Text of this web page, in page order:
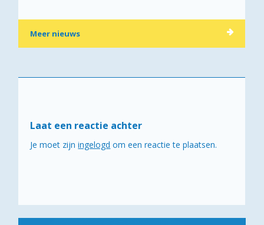
Meer nieuws
Laat een reactie achter
Je moet zijningelogd om een reactie te plaatsen.